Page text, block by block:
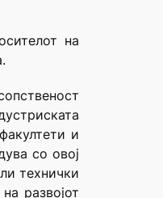
на
и
со овој
технички
развојот